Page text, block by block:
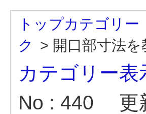
トップカテゴリー
ク
> 開口部寸法
カテゴリー表
No : 440
更